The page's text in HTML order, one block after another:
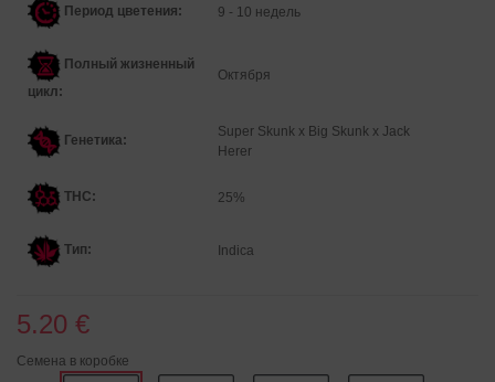
Период цветения: 9 - 10 недель
Полный жизненный
цикл:
Октября
Генетика:
Super Skunk x Big Skunk x Jack
Herer
THC: 25%
Тип: Indica
5.20 €
Семена в коробке